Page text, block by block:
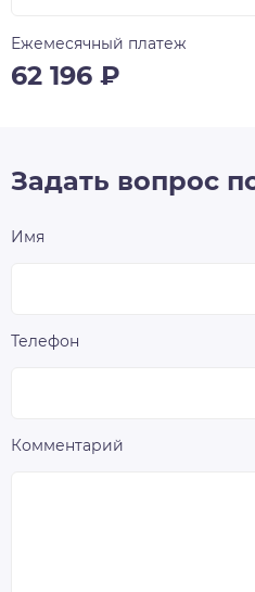
Ежемесячный платеж
62 196 ₽
Задать вопрос
Имя
Телефон
Комментарий